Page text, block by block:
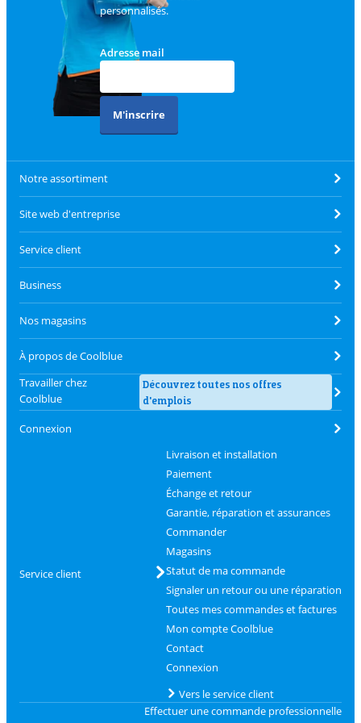
personnalisés.
Adresse mail
M'inscrire
Notre assortiment
Site web d'entreprise
Service client
Business
Nos magasins
À propos de Coolblue
Travailler chez
Coolblue
Découvrez toutes nos offres
d'emplois
Connexion
Service client
Livraison et installation
Paiement
Échange et retour
Garantie, réparation et assurances
Commander
Magasins
Statut de ma commande
Signaler un retour ou une réparation
Toutes mes commandes et factures
Mon compte Coolblue
Contact
Connexion
Vers le service client
Effectuer une commande professionnelle